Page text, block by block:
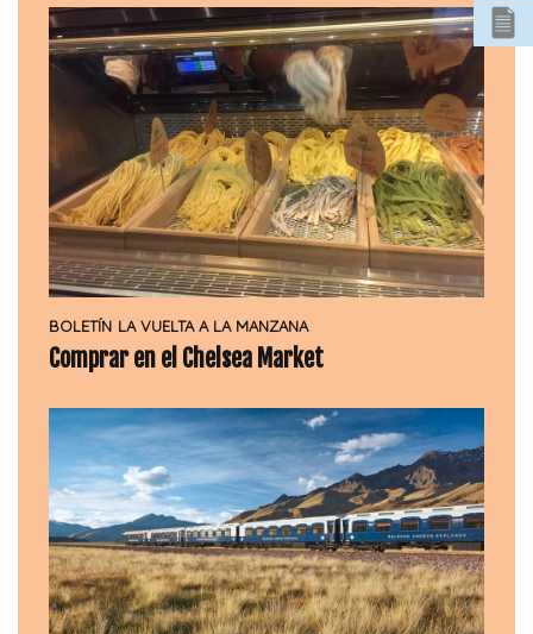
BOLETÍN LA VUELTA A LA MANZANA
Comprar en el Chelsea Market